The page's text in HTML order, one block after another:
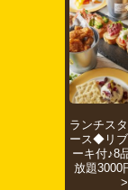
ランチス
ース◆リ
ーキ付♪8
放題3000